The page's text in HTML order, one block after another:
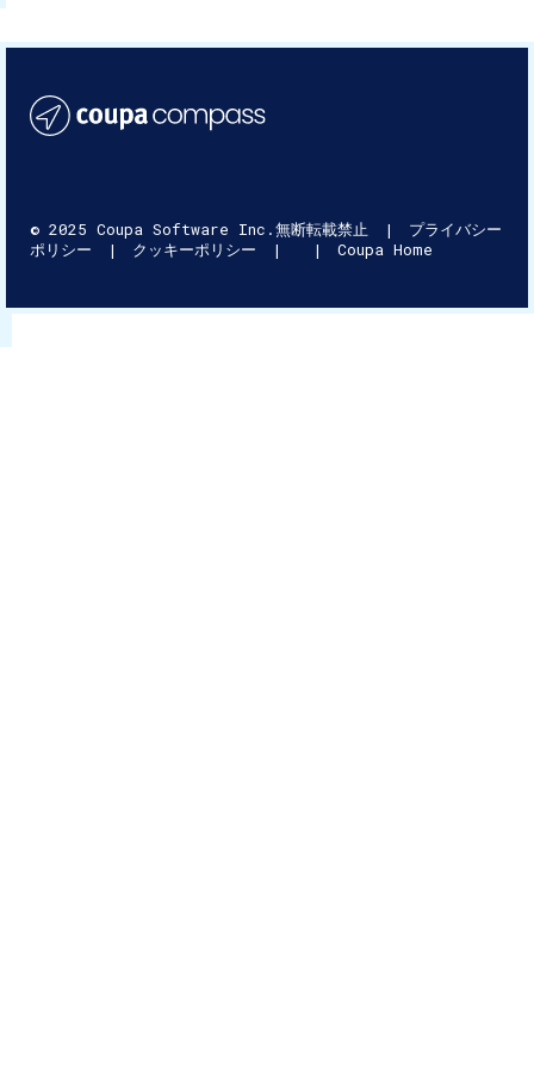
© 2025 Coupa Software Inc.無断転載禁止 |
プライバシー
ポリシー
| クッキーポリシー | | Coupa Home